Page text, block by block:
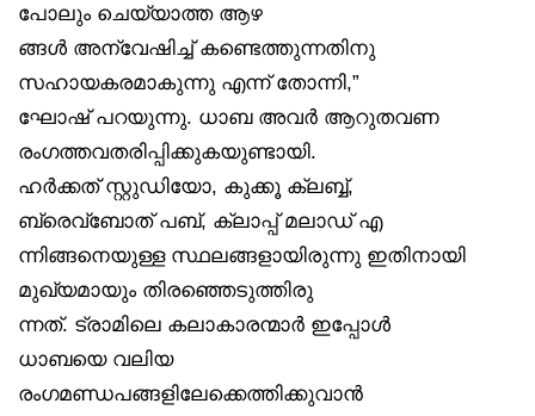
പോലും ചെയ്യാത്ത ആഴ
ങ്ങൾ അന്വേഷിച്ച് കണ്ടെത്തുന്നതിനു
സഹായകരമാകുന്നു എന്ന് തോന്നി,”
ഘോഷ് പറയുന്നു. ധാബ അവർ ആറുതവണ
രംഗത്തവതരിപ്പിക്കുകയുണ്ടായി.
ഹർക്കത് സ്റ്റുഡിയോ, കുക്കൂ ക്ലബ്ബ്,
ബ്രെവ്‌ബോത് പബ്, ക്ലാപ്പ് മലാഡ് എ
ന്നിങ്ങനെയുള്ള സ്ഥലങ്ങളായിരുന്നു ഇതിനായി
മുഖ്യമായും തിരഞ്ഞെടുത്തിരു
ന്നത്. ട്രാമിലെ കലാകാരന്മാർ ഇപ്പോൾ
ധാബയെ വലിയ
രംഗമണ്ഡപങ്ങളിലേക്കെത്തിക്കുവാൻ